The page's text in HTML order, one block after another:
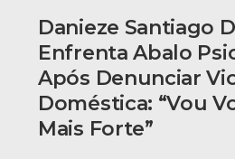
Danieze Santiago
Enfrenta Abalo
Após Denunciar
Doméstica: “Vou
Mais Forte”